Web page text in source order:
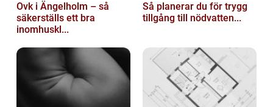
Ovk i Ängelholm – så
säkerställs ett bra
inomhuskl...
Så planerar du för trygg
tillgång till nödvatten...